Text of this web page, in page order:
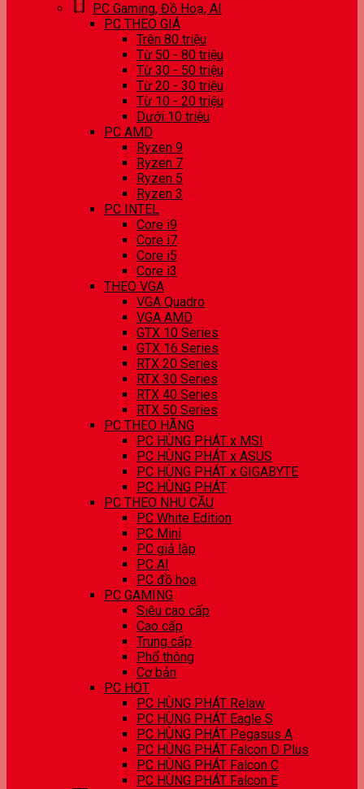
PC Gaming, Đồ Hoạ, AI
PC THEO GIÁ
Trên 80 triệu
Từ 50 - 80 triệu
Từ 30 - 50 triệu
Từ 20 - 30 triệu
Từ 10 - 20 triệu
Dưới 10 triệu
PC AMD
Ryzen 9
Ryzen 7
Ryzen 5
Ryzen 3
PC INTEL
Core i9
Core i7
Core i5
Core i3
THEO VGA
VGA Quadro
VGA AMD
GTX 10 Series
GTX 16 Series
RTX 20 Series
RTX 30 Series
RTX 40 Series
RTX 50 Series
PC THEO HÃNG
PC HÙNG PHÁT x MSI
PC HÙNG PHÁT x ASUS
PC HÙNG PHÁT x GIGABYTE
PC HÙNG PHÁT
PC THEO NHU CẦU
PC White Edition
PC Mini
PC giả lập
PC AI
PC đồ hoạ
PC GAMING
Siêu cao cấp
Cao cấp
Trung cấp
Phổ thông
Cơ bản
PC HOT
PC HÙNG PHÁT Relaw
PC HÙNG PHÁT Eagle S
PC HÙNG PHÁT Pegasus A
PC HÙNG PHÁT Falcon D Plus
PC HÙNG PHÁT Falcon C
PC HÙNG PHÁT Falcon E